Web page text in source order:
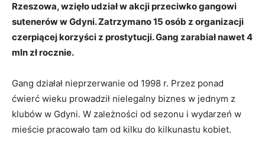
Rzeszowa, wzięło udział w akcji przeciwko gangowi
sutenerów w Gdyni. Zatrzymano 15 osób z organizacji
czerpiącej korzyści z prostytucji. Gang zarabiał nawet 4
mln zł rocznie.
Gang działał nieprzerwanie od 1998 r. Przez ponad
ćwierć wieku prowadził nielegalny biznes w jednym z
klubów w Gdyni. W zależności od sezonu i wydarzeń w
mieście pracowało tam od kilku do kilkunastu kobiet.